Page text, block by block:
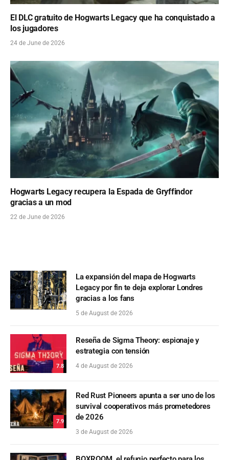
El DLC gratuito de Hogwarts Legacy que ha conquistado a
los jugadores
24 de June de 2026
Hogwarts Legacy recupera la Espada de Gryffindor
gracias a un mod
22 de June de 2026
La expansión del mapa de Hogwarts
Legacy por fin te deja explorar Londres
gracias a los fans
5 de August de 2026
7.8
Reseña de Sigma Theory: espionaje y
estrategia con tensión
4 de August de 2026
7.9
Red Rust Pioneers apunta a ser uno de los
survival cooperativos más prometedores
de 2026
3 de August de 2026